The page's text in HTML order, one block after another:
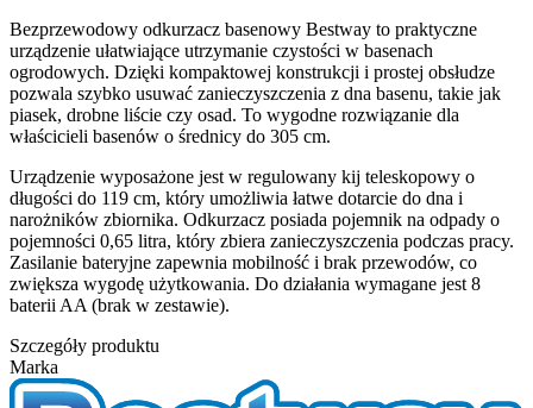
Bezprzewodowy odkurzacz basenowy Bestway to praktyczne
urządzenie ułatwiające utrzymanie czystości w basenach
ogrodowych. Dzięki kompaktowej konstrukcji i prostej obsłudze
pozwala szybko usuwać zanieczyszczenia z dna basenu, takie jak
piasek, drobne liście czy osad. To wygodne rozwiązanie dla
właścicieli basenów o średnicy do 305 cm.
Urządzenie wyposażone jest w regulowany kij teleskopowy o
długości do 119 cm, który umożliwia łatwe dotarcie do dna i
narożników zbiornika. Odkurzacz posiada pojemnik na odpady o
pojemności 0,65 litra, który zbiera zanieczyszczenia podczas pracy.
Zasilanie bateryjne zapewnia mobilność i brak przewodów, co
zwiększa wygodę użytkowania. Do działania wymagane jest 8
baterii AA (brak w zestawie).
Szczegóły produktu
Marka